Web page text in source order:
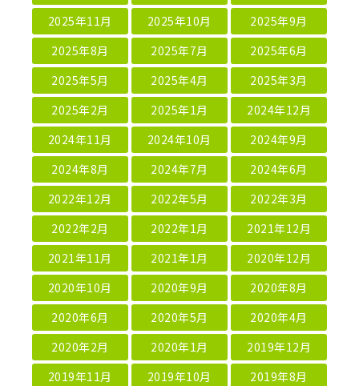
2025年11月
2025年10月
2025年9月
2025年8月
2025年7月
2025年6月
2025年5月
2025年4月
2025年3月
2025年2月
2025年1月
2024年12月
2024年11月
2024年10月
2024年9月
2024年8月
2024年7月
2024年6月
2022年12月
2022年5月
2022年3月
2022年2月
2022年1月
2021年12月
2021年11月
2021年1月
2020年12月
2020年10月
2020年9月
2020年8月
2020年6月
2020年5月
2020年4月
2020年2月
2020年1月
2019年12月
2019年11月
2019年10月
2019年8月